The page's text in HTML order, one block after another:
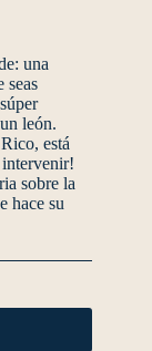
una
seas
león.
está
intervenir!
sobre la
hace su